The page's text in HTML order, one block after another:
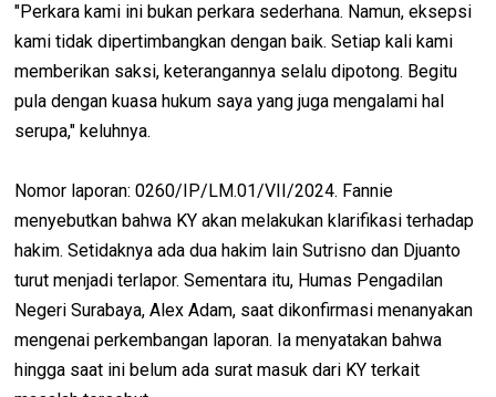
"Perkara kami ini bukan perkara sederhana. Namun, eksepsi
kami tidak dipertimbangkan dengan baik. Setiap kali kami
memberikan saksi, keterangannya selalu dipotong. Begitu
pula dengan kuasa hukum saya yang juga mengalami hal
serupa," keluhnya.
Nomor laporan: 0260/IP/LM.01/VII/2024. Fannie
menyebutkan bahwa KY akan melakukan klarifikasi terhadap
hakim. Setidaknya ada dua hakim lain Sutrisno dan Djuanto
turut menjadi terlapor. Sementara itu, Humas Pengadilan
Negeri Surabaya, Alex Adam, saat dikonfirmasi menanyakan
mengenai perkembangan laporan. Ia menyatakan bahwa
hingga saat ini belum ada surat masuk dari KY terkait